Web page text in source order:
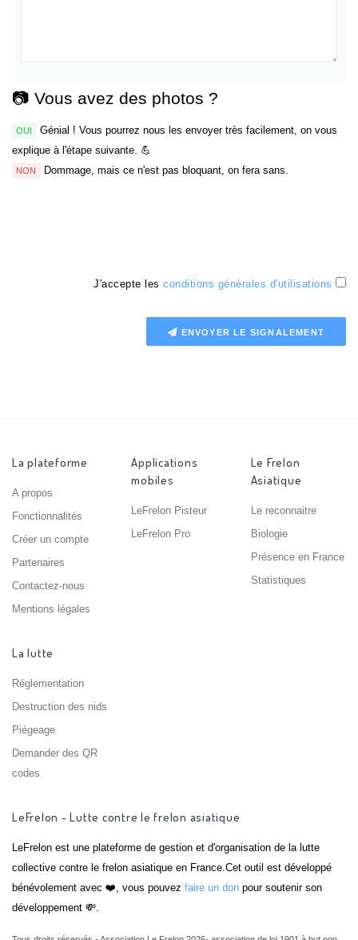
📷 Vous avez des photos ?
OUI
Génial ! Vous pourrez nous les envoyer très facilement, on vous
explique à l'étape suivante. 💪
NON Dommage, mais ce n'est pas bloquant, on fera sans.
J'accepte les conditions générales d'utilisations
ENVOYER LE SIGNALEMENT
La plateforme
A propos
Fonctionnalités
Créer un compte
Partenaires
Contactez-nous
Mentions légales
Applications
mobiles
LeFrelon Pisteur
LeFrelon Pro
Le Frelon
Asiatique
Le reconnaitre
Biologie
Présence en France
Statistiques
La lutte
Réglementation
Destruction des nids
Piégeage
Demander des QR
codes
LeFrelon - Lutte contre le frelon asiatique
LeFrelon est une plateforme de gestion et d'organisation de la lutte
collective contre le frelon asiatique en France.Cet outil est développé
bénévolement avec ❤️, vous pouvez faire un don pour soutenir son
développement 💸.